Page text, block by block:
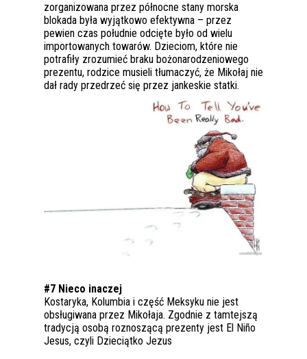
zorganizowana przez północne stany morska
blokada była wyjątkowo efektywna – przez
pewien czas południe odcięte było od wielu
importowanych towarów. Dzieciom, które nie
potrafiły zrozumieć braku bożonarodzeniowego
prezentu, rodzice musieli tłumaczyć, że Mikołaj nie
dał rady przedrzeć się przez jankeskie statki.
#7 Nieco inaczej
Kostaryka, Kolumbia i część Meksyku nie jest
obsługiwana przez Mikołaja. Zgodnie z tamtejszą
tradycją osobą roznoszącą prezenty jest El Niño
Jesus, czyli Dzieciątko Jezus